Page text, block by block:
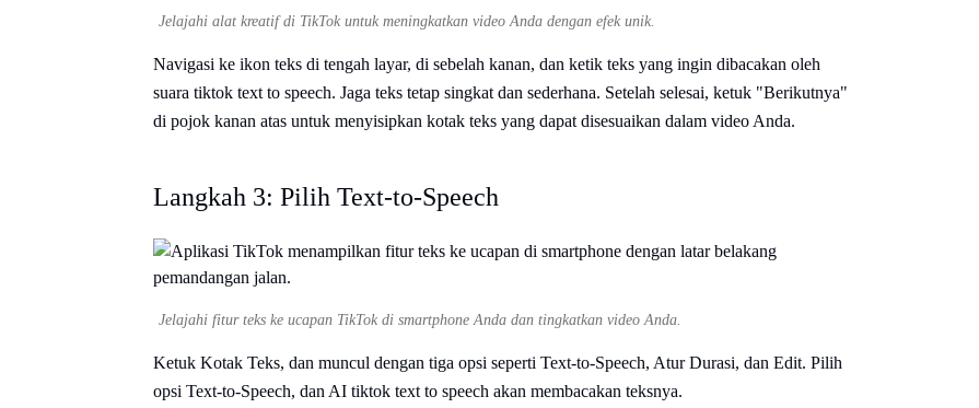
Jelajahi alat kreatif di TikTok untuk meningkatkan video Anda dengan efek unik.
Navigasi ke ikon teks di tengah layar, di sebelah kanan, dan ketik teks yang ingin dibacakan oleh
suara tiktok text to speech. Jaga teks tetap singkat dan sederhana. Setelah selesai, ketuk "Berikutnya"
di pojok kanan atas untuk menyisipkan kotak teks yang dapat disesuaikan dalam video Anda.
Langkah 3: Pilih Text-to-Speech
Jelajahi fitur teks ke ucapan TikTok di smartphone Anda dan tingkatkan video Anda.
Ketuk Kotak Teks, dan muncul dengan tiga opsi seperti Text-to-Speech, Atur Durasi, dan Edit. Pilih
opsi Text-to-Speech, dan AI tiktok text to speech akan membacakan teksnya.